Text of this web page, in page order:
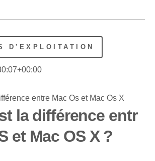
D'EXPLOITATION
la différence entr
et Mac OS X ?